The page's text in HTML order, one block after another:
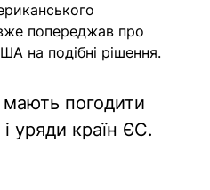
попереджав про
на подібні рішення.
погодити
уряди країн ЄС.